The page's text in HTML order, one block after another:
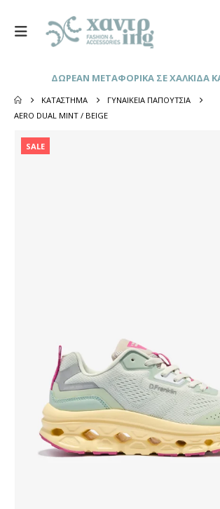
ΔΩΡΕΑΝ ΜΕΤΑΦΟΡΙΚΑ ΣΕ ΧΑΛΚΙΔΑ
ΚΑΤΆΣΤΗΜΑ
ΓΥΝΑΙΚΕΊΑ ΠΑΠΟΎΤΣΙΑ
AERO DUAL MINT / BEIGE
SALE